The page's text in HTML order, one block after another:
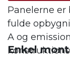
Enkel
Panelerne er
fulde
A og